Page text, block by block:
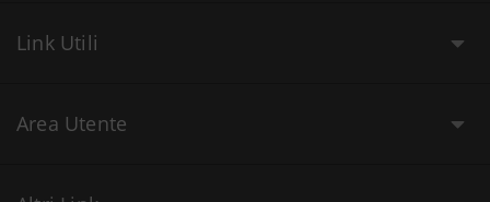
Link Utili
Area Utente